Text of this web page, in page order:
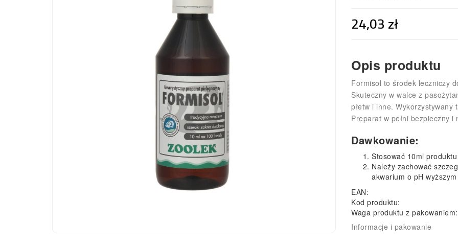
24,03 zł
Opis produktu
Formisol to środek leczniczy
Skuteczny w walce z
płetw i inne.
Preparat w pełni bezpieczny
Dawkowanie:
Stosować 10ml
Należy zachować
akwarium o pH
Informacje i pakowanie
EAN:
Kod produktu:
Waga produktu z pakowaniem: